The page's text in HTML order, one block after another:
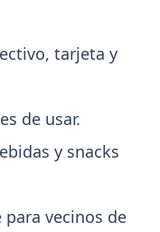
tarjeta y
de usar.
y snacks
vecinos de